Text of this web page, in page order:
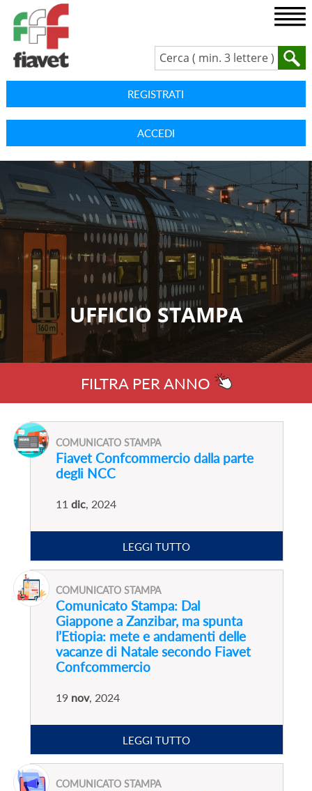
REGISTRATI
ACCEDI
UFFICIO STAMPA
FILTRA PER ANNO
COMUNICATO STAMPA
Fiavet Confcommercio dalla parte
degli NCC
11 dic, 2024
LEGGI TUTTO
COMUNICATO STAMPA
Comunicato Stampa: Dal
Giappone a Zanzibar, ma spunta
l’Etiopia: mete e andamenti delle
vacanze di Natale secondo Fiavet
Confcommercio
19 nov, 2024
LEGGI TUTTO
COMUNICATO STAMPA